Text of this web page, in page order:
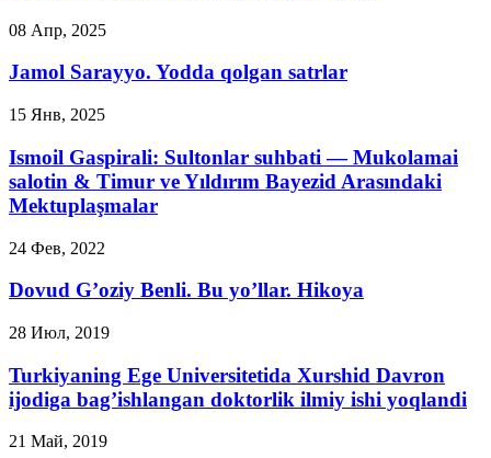
08 Апр, 2025
Jamol Sarayyo. Yodda qolgan satrlar
15 Янв, 2025
Ismoil Gaspirali: Sultonlar suhbati — Mukolamai
salotin & Timur ve Yıldırım Bayezid Arasındaki
Mektuplaşmalar
24 Фев, 2022
Dovud G’oziy Benli. Bu yo’llar. Hikoya
28 Июл, 2019
Turkiyaning Ege Universitetida Xurshid Davron
ijodiga bag’ishlangan doktorlik ilmiy ishi yoqlandi
21 Май, 2019